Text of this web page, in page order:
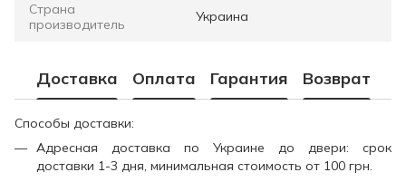
Страна
производитель
Украина
Доставка Оплата Гарантия Возврат
Способы доставки:
Адресная доставка по Украине до двери: срок
доставки 1-3 дня, минимальная стоимость от 100 грн.